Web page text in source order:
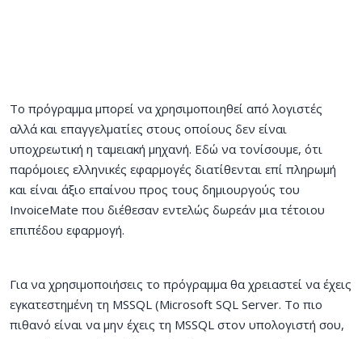
Το πρόγραμμα μπορεί να χρησιμοποιηθεί από λογιστές
αλλά και επαγγελματίες στους οποίους δεν είναι
υποχρεωτική η ταμειακή μηχανή. Εδώ να τονίσουμε, ότι
παρόμοιες ελληνικές εφαρμογές διατίθενται επί πληρωμή
και είναι άξιο επαίνου προς τους δημιουργούς του
InvoiceMate που διέθεσαν εντελώς δωρεάν μια τέτοιου
επιπέδου εφαρμογή.
Για να χρησιμοποιήσεις το πρόγραμμα θα χρειαστεί να έχεις
εγκατεστημένη τη MSSQL (Microsoft SQL Server. Το πιο
πιθανό είναι να μην έχεις τη MSSQL στον υπολογιστή σου,